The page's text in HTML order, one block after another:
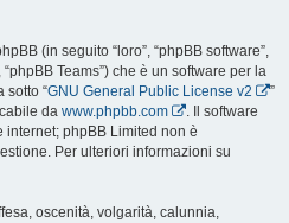
(in seguito “loro”, “phpBB software”,
Teams”) che è un software per la
sotto “GNU General Public License v2
”
da www.phpbb.com
. Il software
phpBB Limited non è
Per ulteriori informazioni su
oscenità, volgarità, calunnia,